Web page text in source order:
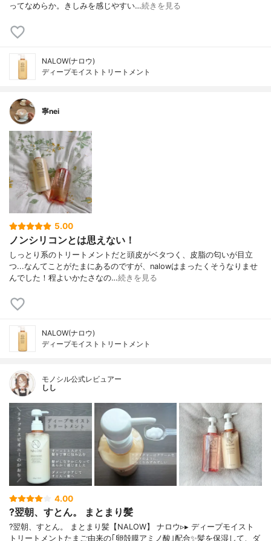
ってなめらか。きしみを感じやすい…続きを見る
NALOW(ナロウ)
ディープモイストトリートメント
寧nei
5.00
ノンシリコンとは思えない！
しっとり系のトリートメントだと頭皮がベタつく、皮脂の匂いが目立
つ...なんてことがたまにあるのですが、nalowはまったくそうなりませ
んでした！程よいかたさなの…続きを見る
NALOW(ナロウ)
ディープモイストトリートメント
モノシル公式レビュアー
しし
4.00
?翌朝、すとん。 まとまり髪
?翌朝、すとん。 まとまり髪【NALOW】 ナロウ▹▸ ディープモイスト
トリートメントたまご由来の｢卵殻膜アミノ酸｣配合✨髪を保湿して、ダ